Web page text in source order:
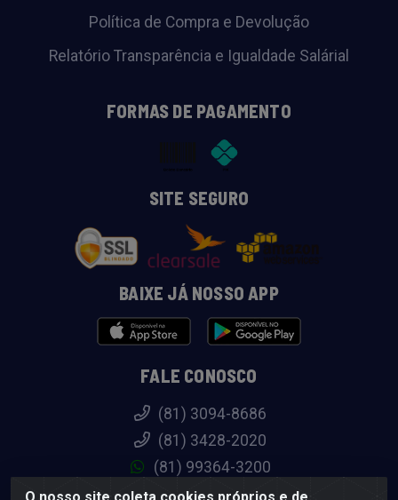
Política de Compra e Devolução
Relatório Transparência e Igualdade Salárial
FORMAS DE PAGAMENTO
SITE SEGURO
BAIXE JÁ NOSSO APP
FALE CONOSCO
(81) 3094-8686
(81) 3428-2020
(81) 99364-3200
atendimento@diadistribuicao.com.br